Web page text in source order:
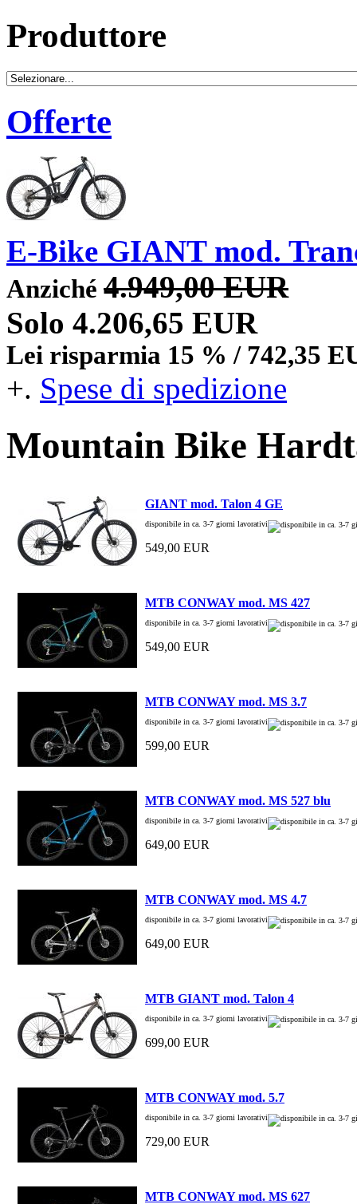
Produttore
Offerte
E-Bike GIANT mod.
Anziché 4.949,00 EUR
Solo 4.206,65 EUR
Lei risparmia 15 % / 742,35
+. Spese di spedizione
Mountain Bike
GIANT mod. Talon 4 GE
disponibile in ca. 3-7 giorni lavorativi
549,00 EUR
MTB CONWAY mod. MS 427
disponibile in ca. 3-7 giorni lavorativi
549,00 EUR
MTB CONWAY mod. MS 3.7
disponibile in ca. 3-7 giorni lavorativi
599,00 EUR
MTB CONWAY mod. MS 527 blu
disponibile in ca. 3-7 giorni lavorativi
649,00 EUR
MTB CONWAY mod. MS 4.7
disponibile in ca. 3-7 giorni lavorativi
649,00 EUR
MTB GIANT mod. Talon 4
disponibile in ca. 3-7 giorni lavorativi
699,00 EUR
MTB CONWAY mod. 5.7
disponibile in ca. 3-7 giorni lavorativi
729,00 EUR
MTB CONWAY mod. MS 627